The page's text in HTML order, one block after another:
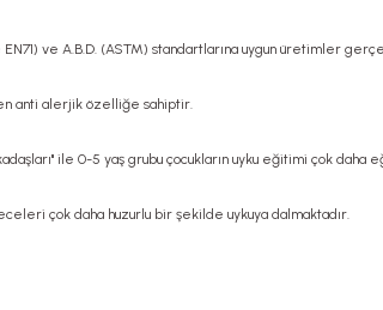
ve A.B.D. (ASTM) standartlarına uygun üretimler
anti alerjik özelliğe sahiptir.
ile 0-5 yaş grubu çocukların uyku eğitimi çok
çok daha huzurlu bir şekilde uykuya dalmaktadır.